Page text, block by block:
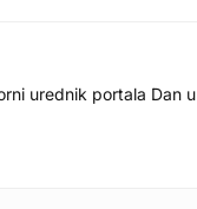
urednik portala Dan u